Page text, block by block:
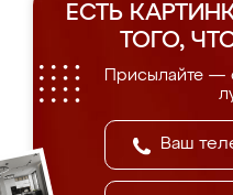
ЕСТЬ
ТОГО,
Присылайте —